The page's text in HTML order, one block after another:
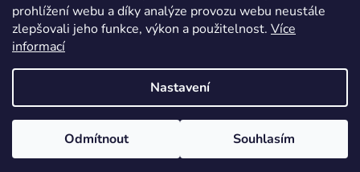
prohlížení webu a díky analýze provozu webu neustále
zlepšovali jeho funkce, výkon a použitelnost. Více
informací
Nastavení
Odmítnout Souhlasím
Vzhledem k celozávodní dovolené budou v těchto
přijaté 16.6. - 30.6.2026 = budou odeslány nejdéle v
týdnu 17. - 21.8.2026. Objednávky přijaté 1.7. - 15.7.2026
HLEDAT
Vytvořil Shoptet
Copyright 2026BESPO
. Všechna práva vyhrazena.
Upravit nastavení cookies